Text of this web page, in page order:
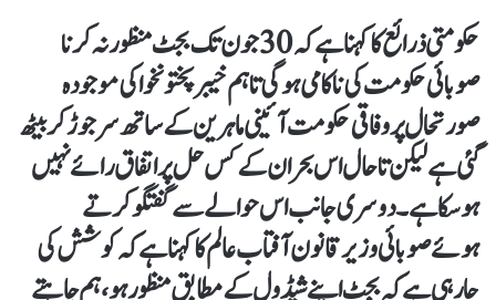
حکومتی ذرائع کا کہنا ہے کہ 30جون تک بجٹ منظور نہ کرنا
صوبائی حکومت کی ناکامی ہوگی تاہم خیبرپختونخوا کی موجودہ
صورتحال پر وفاقی حکومت آئینی ماہرین کے ساتھ سر جوڑ کر بیٹھ
گئی ہے لیکن تاحال اس بحران کے کس حل پر اتفاق رائے نہیں
ہو سکاہے۔ دوسری جانب اس حوالے سے گفتگو کرتے
ہوئے صوبائی وزیر قانون آفتاب عالم کا کہنا ہے کہ کوشش کی
جارہی ہے کہ بجٹ اپنے شیڈول کے مطابق منظور ہو، ہم چاہتے